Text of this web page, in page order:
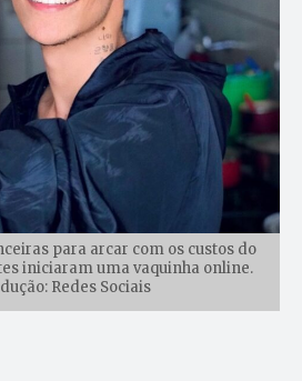
para arcar com os custos do
iniciaram uma vaquinha online.
Redes Sociais